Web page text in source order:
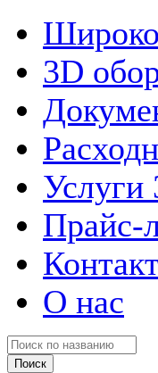
3D
Услуги
Прайс-
О нас